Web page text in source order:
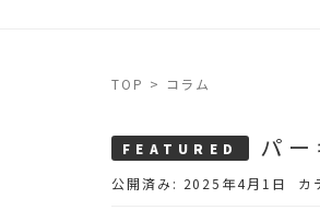
TOP > コラム
パ
公開済み: 2025年4月1日 カ